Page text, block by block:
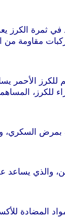
في ثمرة
مقاومة من
للكرز،
السكري،
والذي
المضادة